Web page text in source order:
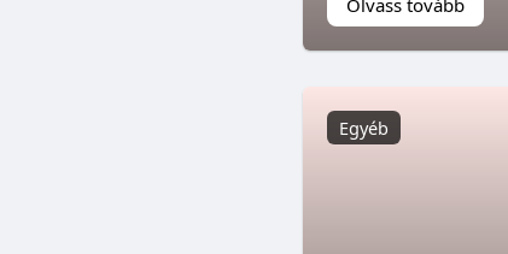
Olvass tovább
Egyéb